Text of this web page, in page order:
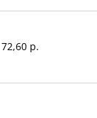
72,60 р.